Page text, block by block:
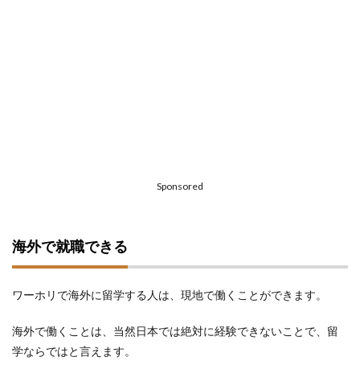
Sponsored
海外で就職できる
ワーホリで海外に留学する人は、現地で働くことができます。
海外で働くことは、当然日本では絶対に経験できないことで、留
学ならではと言えます。